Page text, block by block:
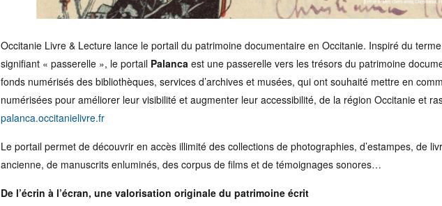
Occitanie Livre & Lecture lance le portail du patrimoine documentaire en Occitanie. Inspiré du
signifiant « passerelle », le portail Palanca est une passerelle vers les trésors du patrimoine
fonds numérisés des bibliothèques, services d’archives et musées, qui ont souhaité mettre en
numérisées pour améliorer leur visibilité et augmenter leur accessibilité, de la région Occitanie et
palanca.occitanielivre.fr
Le portail permet de découvrir en accès illimité des collections de photographies, d’estampes, de
ancienne, de manuscrits enluminés, des corpus de films et de témoignages sonores…
De l’écrin à l’écran, une valorisation originale du patrimoine écrit